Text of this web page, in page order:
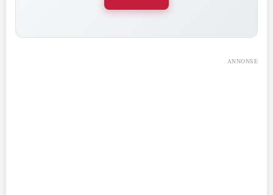
ANNONSE